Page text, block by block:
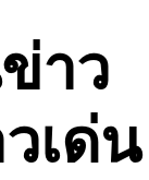
าว
เด่น